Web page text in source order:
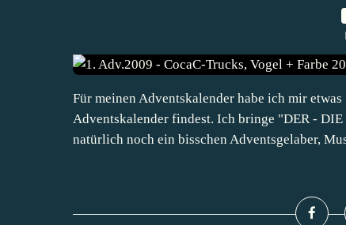
Für meinen Adventskalender habe ich mir
Adventskalender findest. Ich bringe "DER -
natürlich noch ein bisschen Adventsgelaber,